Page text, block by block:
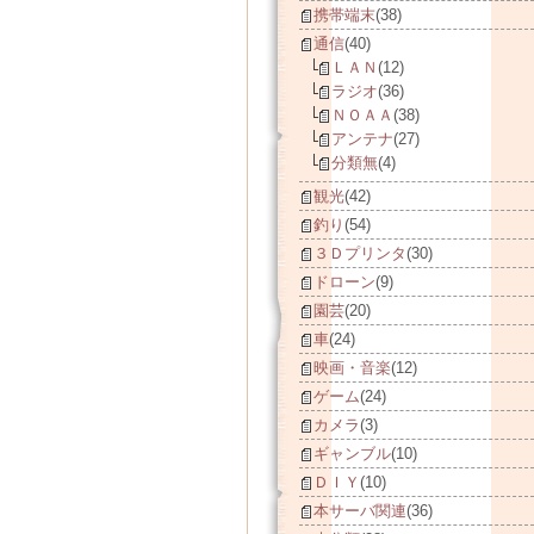
携帯端末(38)
通信(40)
ＬＡＮ (12)
ラジオ(36)
ＮＯＡＡ (38)
アンテナ(27)
分類無(4)
観光(42)
釣り (54)
３Ｄプリンタ(30)
ドローン(9)
園芸(20)
車(24)
映画・音楽(12)
ゲーム(24)
カメラ(3)
ギャンブル(10)
ＤＩＹ (10)
本サーバ関連(36)